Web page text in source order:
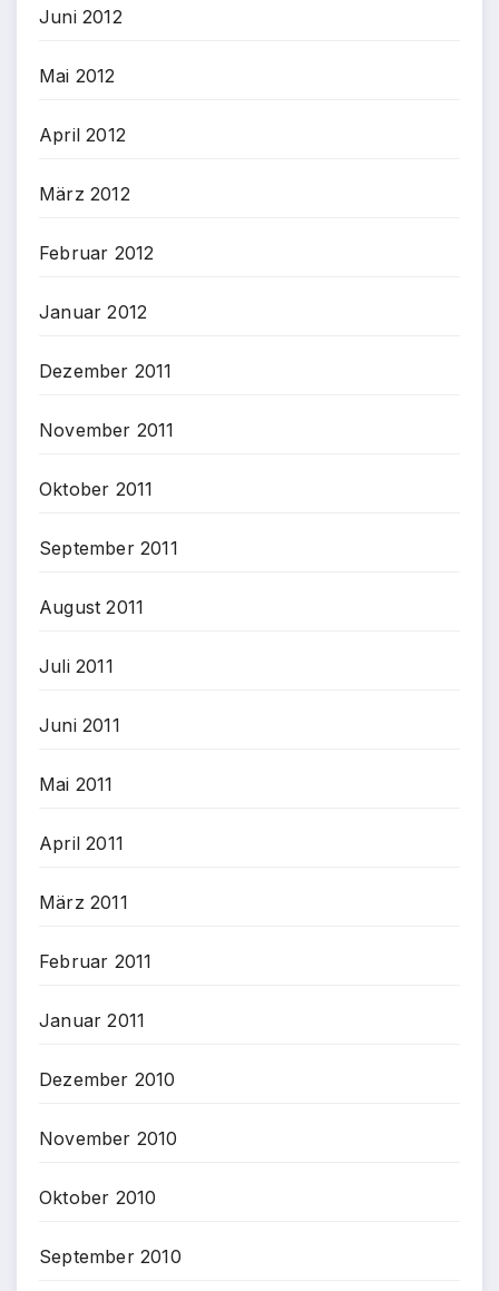
Juni 2012
Mai 2012
April 2012
März 2012
Februar 2012
Januar 2012
Dezember 2011
November 2011
Oktober 2011
September 2011
August 2011
Juli 2011
Juni 2011
Mai 2011
April 2011
März 2011
Februar 2011
Januar 2011
Dezember 2010
November 2010
Oktober 2010
September 2010